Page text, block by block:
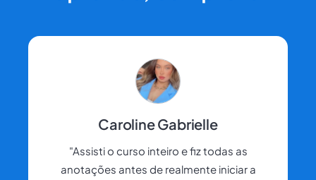
Caroline Gabrielle
"Assisti o curso inteiro e fiz todas as
anotações antes de realmente iniciar a